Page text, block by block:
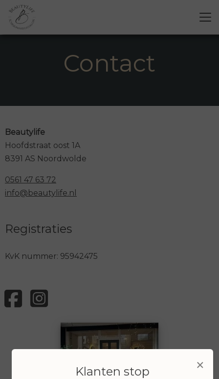
Contact
Beautylife
Hoofdstraat oost 1A
8391 AS Noordwolde
0561 47 63 72
info@beautylife.nl
Registraties
KvK nummer: 95942475
×
Klanten stop